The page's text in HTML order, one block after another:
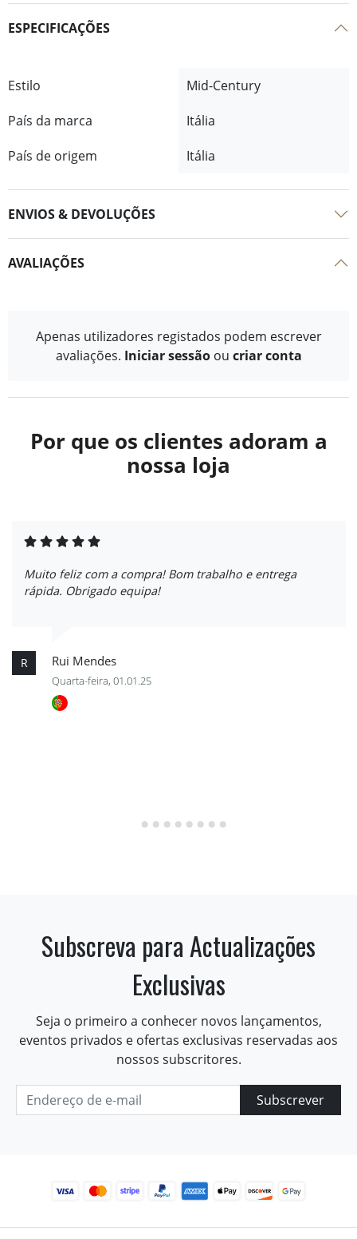
ESPECIFICAÇÕES
Estilo
Mid-Century
País da marca
Itália
País de origem
Itália
ENVIOS & DEVOLUÇÕES
AVALIAÇÕES
Apenas utilizadores registados podem escrever
avaliações. Iniciar sessão ou criar conta
Por que os clientes adoram a
nossa loja
Muito feliz com a compra! Bom trabalho e entrega
rápida. Obrigado equipa!
R Rui Mendes
Quarta-feira, 01.01.25
Subscreva para Actualizações
Exclusivas
Seja o primeiro a conhecer novos lançamentos,
eventos privados e ofertas exclusivas reservadas aos
nossos subscritores.
Subscrever